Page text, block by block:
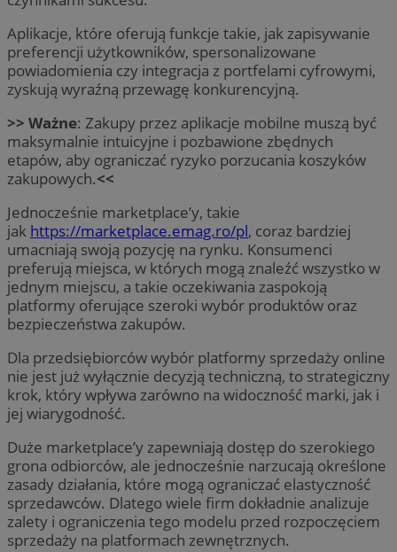
Aplikacje, które oferują funkcje takie, jak zapisywanie
preferencji użytkowników, spersonalizowane
powiadomienia czy integracja z portfelami cyfrowymi,
zyskują wyraźną przewagę konkurencyjną.
>> Ważne: Zakupy przez aplikacje mobilne muszą być
maksymalnie intuicyjne i pozbawione zbędnych
etapów, aby ograniczać ryzyko porzucania koszyków
zakupowych.<<
Jednocześnie marketplace’y, takie
jak https://marketplace.emag.ro/pl, coraz bardziej
umacniają swoją pozycję na rynku. Konsumenci
preferują miejsca, w których mogą znaleźć wszystko w
jednym miejscu, a takie oczekiwania zaspokoją
platformy oferujące szeroki wybór produktów oraz
bezpieczeństwa zakupów.
Dla przedsiębiorców wybór platformy sprzedaży online
nie jest już wyłącznie decyzją techniczną, to strategiczny
krok, który wpływa zarówno na widoczność marki, jak i
jej wiarygodność.
Duże marketplace’y zapewniają dostęp do szerokiego
grona odbiorców, ale jednocześnie narzucają określone
zasady działania, które mogą ograniczać elastyczność
sprzedawców. Dlatego wiele firm dokładnie analizuje
zalety i ograniczenia tego modelu przed rozpoczęciem
sprzedaży na platformach zewnętrznych.